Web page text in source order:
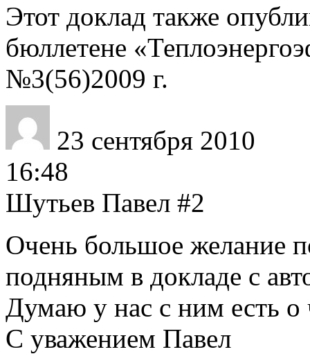
Этот доклад также
бюллетене
№3(56)2009 г.
23 сентября 2010
16:48
Шутьев Павел #2
Очень большое желание
подняным в докладе с
Думаю у нас с ним есть о
С уважением Павел